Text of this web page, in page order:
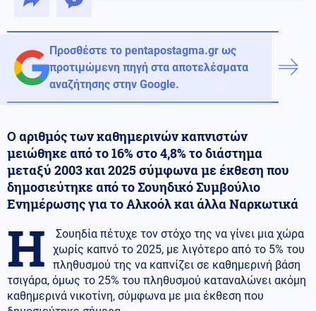
Προσθέστε το pentapostagma.gr ως
προτιμώμενη πηγή στα αποτελέσματα
αναζήτησης στην Google.
Ο αριθμός των καθημερινών καπνιστών
μειώθηκε από το 16% στο 4,8% το διάστημα
μεταξύ 2003 και 2025 σύμφωνα με έκθεση που
δημοσιεύτηκε από το Σουηδικό Συμβούλιο
Ενημέρωσης για το Αλκοόλ και άλλα Ναρκωτικά
H
Σουηδία πέτυχε τον στόχο της να γίνει μια χώρα
χωρίς καπνό το 2025, με λιγότερο από το 5% του
πληθυσμού της να καπνίζει σε καθημερινή βάση
τσιγάρα, όμως το 25% του πληθυσμού καταναλώνει ακόμη
καθημερινά νικοτίνη, σύμφωνα με μια έκθεση που